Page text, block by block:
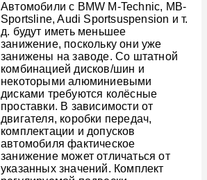
Автомобили с BMW M-Technic, MB-
Sportsline, Audi Sportsuspension и т.
д. будут иметь меньшее
занижение, поскольку они уже
занижены на заводе. Со штатной
комбинацией дисков/шин и
некоторыми алюминиевыми
дисками требуются колёсные
проставки. В зависимости от
двигателя, коробки передач,
комплектации и допусков
автомобиля фактическое
занижение может отличаться от
указанных значений. Комплект